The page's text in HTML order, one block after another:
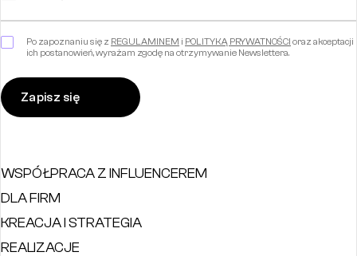
WSPÓŁPRACA Z INFLUENCEREM
DLA FIRM
KREACJA I STRATEGIA
REALIZACJE
Po zapoznaniu się z REGULAMINEM i POLITYKĄ PRYWATNOŚCI oraz akceptacji
ich postanowień, wyrażam zgodę na otrzymywanie Newslettera.